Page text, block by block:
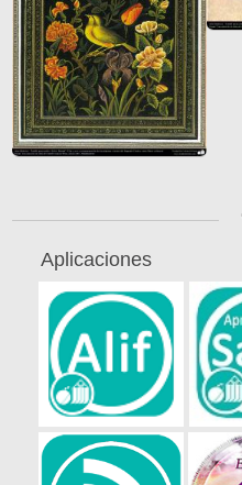
Aplicaciones